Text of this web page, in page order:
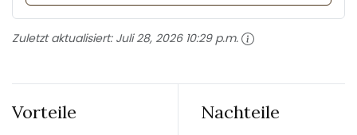
Zuletzt aktualisiert: Juli 28, 2026 10:29 p.m.
Vorteile Nachteile